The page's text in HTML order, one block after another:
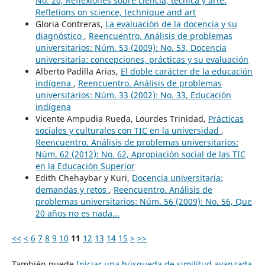
Refletions on science, technique and art
Gloria Contreras, La evaluación de la docencia y su
diagnóstico , Reencuentro. Análisis de problemas
universitarios: Núm. 53 (2009): No. 53, Docencia
universitaria: concepciones, prácticas y su evaluación
Alberto Padilla Arias, El doble carácter de la educación
indígena , Reencuentro. Análisis de problemas
universitarios: Núm. 33 (2002): No. 33, Educación
indígena
Vicente Ampudia Rueda, Lourdes Trinidad, Prácticas
sociales y culturales con TIC en la universidad ,
Reencuentro. Análisis de problemas universitarios:
Núm. 62 (2012): No. 62, Apropiación social de las TIC
en la Educación Superior
Edith Chehaybar y Kuri, Docencia universitaria:
demandas y retos , Reencuentro. Análisis de
problemas universitarios: Núm. 56 (2009): No. 56, Que
20 años no es nada...
<< < 6 7 8 9 10 11 12 13 14 15 > >>